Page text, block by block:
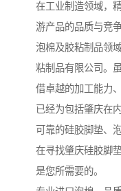
在工业制造领域，
游产品的品质与竞
泡棉及胶粘制品领
粘制品有限公司。
借卓越的加工能力
已经为包括肇庆在
可靠的硅胶脚垫、
在寻找肇庆硅胶脚
是您所需要的。